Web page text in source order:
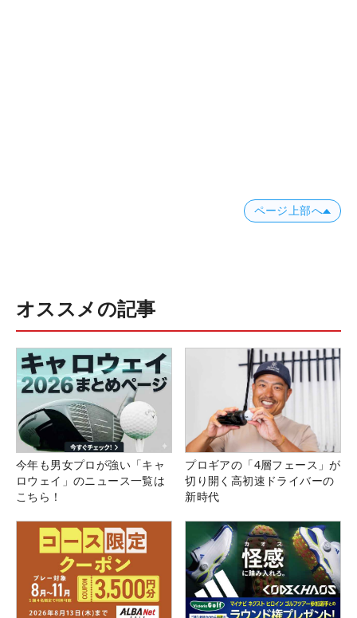
ページ上部へ
オススメの記事
今年も男女プロが強い「キャ
ロウェイ」のニュース一覧は
こちら！
プロギアの「4層フェース」が
切り開く高初速ドライバーの
新時代